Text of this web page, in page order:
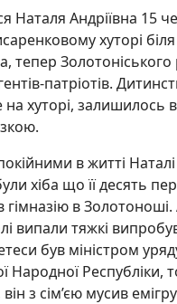
Наталя Андріївна 15
хуторі біля
тепер
патріотів.
хуторі, залишилось в
в житті
хіба що її десять
гімназію в
випали тяжкі
був міністром
Народної Республіки,
з сім’єю мусив